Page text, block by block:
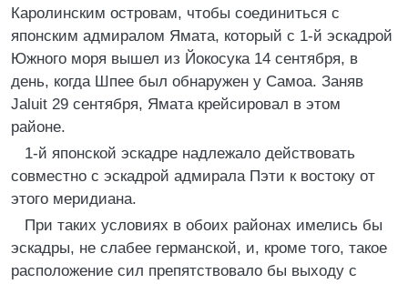
Каролинским островам, чтобы соединиться с
японским адмиралом Ямата, который с 1-й эскадрой
Южного моря вышел из Йокосука 14 сентября, в
день, когда Шпее был обнаружен у Самоа. Заняв
Jaluit 29 сентября, Ямата крейсировал в этом
районе.
1-й японской эскадре надлежало действовать
совместно с эскадрой адмирала Пэти к востоку от
этого меридиана.
При таких условиях в обоих районах имелись бы
эскадры, не слабее германской, и, кроме того, такое
расположение сил препятствовало бы выходу с